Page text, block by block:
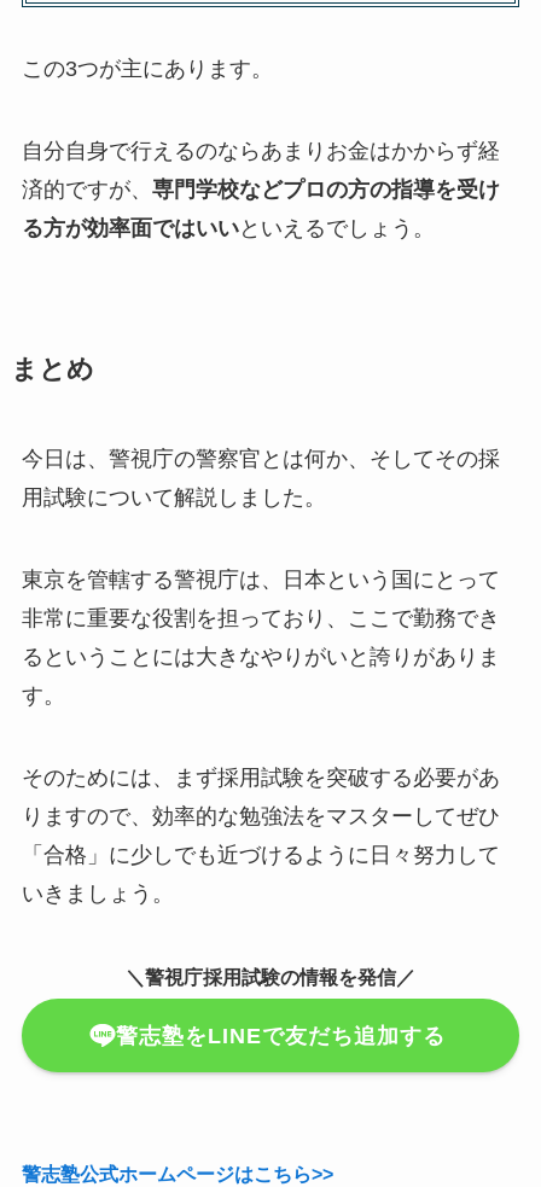
この3つが主にあります。
自分自身で行えるのならあまりお金はかからず経
済的ですが、 専門学校などプロの方の指導を受け
る方が効率面ではいいといえるでしょう。
まとめ
今日は、警視庁の警察官とは何か、そしてその採
用試験について解説しました。
東京を管轄する警視庁は、日本という国にとって
非常に重要な役割を担っており、ここで勤務でき
るということには大きなやりがいと誇りがありま
す。
そのためには、まず採用試験を突破する必要があ
りますので、効率的な勉強法をマスターしてぜひ
「合格」に少しでも近づけるように日々努力して
いきましょう。
＼警視庁採用試験の情報を発信／
警志塾をLINEで友だち追加する
警志塾公式ホームページはこちら>>